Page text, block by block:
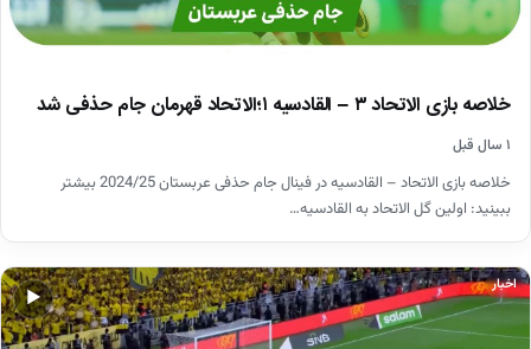
خلاصه بازی الاتحاد ۳ – القادسیه ۱؛الاتحاد قهرمان جام حذفی شد
۱ سال قبل
خلاصه بازی الاتحاد – القادسیه در فینال جام حذفی عربستان 2024/25 بیشتر
ببینید: اولین گل الاتحاد به القادسیه…
▶
اخبار